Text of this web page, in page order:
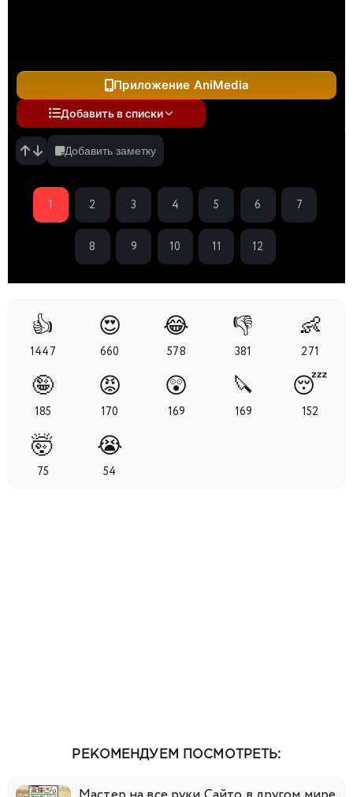
Приложение AniMedia
Добавить в списки
Добавить заметку
1 2 3 4 5 6 7
8 9 10 11 12
👍
1447
😍
660
😂
578
👎
381
👶
271
🤪
185
😡
170
😲
169
🔪
169
😴
152
🤯
75
😭
54
РЕКОМЕНДУЕМ ПОСМОТРЕТЬ: